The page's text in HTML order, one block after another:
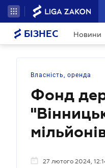
БІЗНЕС Новини
Власність, оренда
Фонд
27 лютого 2024,